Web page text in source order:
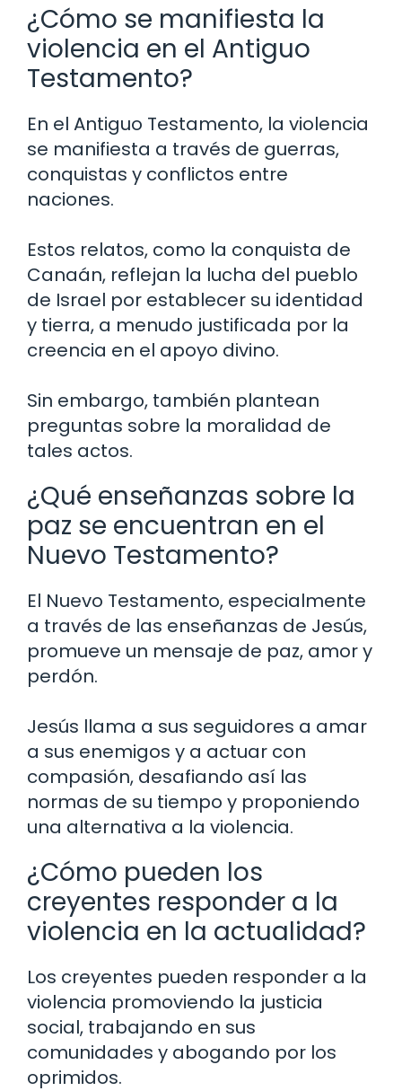
¿Cómo se manifiesta la
violencia en el Antiguo
Testamento?
En el Antiguo Testamento, la violencia
se manifiesta a través de guerras,
conquistas y conflictos entre
naciones.
Estos relatos, como la conquista de
Canaán, reflejan la lucha del pueblo
de Israel por establecer su identidad
y tierra, a menudo justificada por la
creencia en el apoyo divino.
Sin embargo, también plantean
preguntas sobre la moralidad de
tales actos.
¿Qué enseñanzas sobre la
paz se encuentran en el
Nuevo Testamento?
El Nuevo Testamento, especialmente
a través de las enseñanzas de Jesús,
promueve un mensaje de paz, amor y
perdón.
Jesús llama a sus seguidores a amar
a sus enemigos y a actuar con
compasión, desafiando así las
normas de su tiempo y proponiendo
una alternativa a la violencia.
¿Cómo pueden los
creyentes responder a la
violencia en la actualidad?
Los creyentes pueden responder a la
violencia promoviendo la justicia
social, trabajando en sus
comunidades y abogando por los
oprimidos.